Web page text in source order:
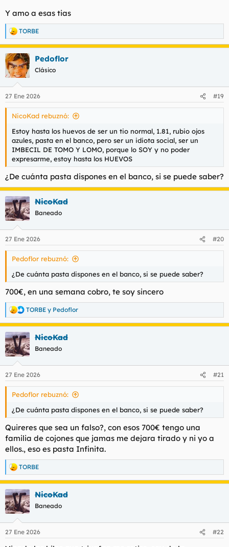
Y amo a esas tias
R
e
a
c
c
i
e
s
TORBE
Pedoflor
Clásico
27 Ene 2026 #19
NicoKad rebuznó:
Estoy hasta los huevos de ser un tio normal, 1.81, rubio ojos
azules, pasta en el banco, pero ser un idiota social, ser un
IMBECIL DE TOMO Y LOMO, porque lo SOY y no poder
expresarme, estoy hasta los HUEVOS
¿De cuánta pasta dispones en el banco, si se puede saber?
NicoKad
Baneado
27 Ene 2026 #20
Pedoflor rebuznó:
¿De cuánta pasta dispones en el banco, si se puede saber?
700€, en una semana cobro, te soy sincero
R
e
a
c
c
i
e
s
TORBE y Pedoflor
NicoKad
Baneado
27 Ene 2026 #21
Pedoflor rebuznó:
¿De cuánta pasta dispones en el banco, si se puede saber?
Quireres que sea un falso?, con esos 700€ tengo una
familia de cojones que jamas me dejara tirado y ni yo a
ellos., eso es pasta Infinita.
R
e
a
c
c
i
e
s
TORBE
NicoKad
Baneado
27 Ene 2026 #22